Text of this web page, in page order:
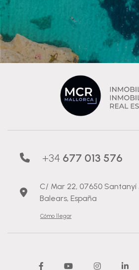
+34 677 013 576
C/ Mar 22, 07650 Santanyí
Balears, España
Cómo llegar